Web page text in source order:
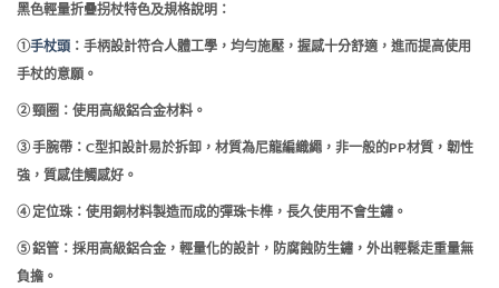
黑色輕量折疊拐杖特色及規格說明：
①手杖頭 ：手柄設計符合人體工學， 均勻施壓， 握感十分舒適，進而提高使用
手杖的意願。
② 頸圈：使用高級鋁合金材料。
③ 手腕帶：C型扣設計易於拆卸，材質為尼龍編織繩，非一般的PP材質，韌性
強，質感佳觸感好。
④ 定位珠：使用銅材料製造而成的彈珠卡榫，長久使用不會生鏽。
⑤ 鋁管：採用高級鋁合金，輕量化的設計， 防腐蝕防生鏽，外出輕鬆走重量無
負擔。